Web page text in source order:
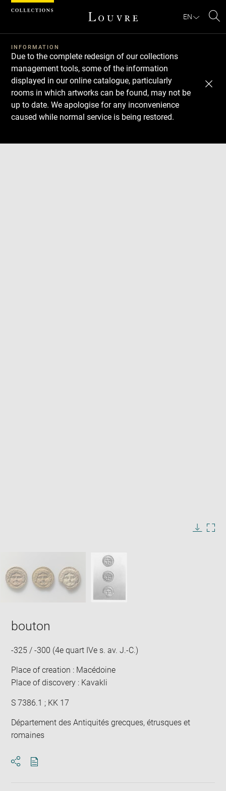
EN
INFORMATION
Due to the complete redesign of our collections
management tools, some of the information
displayed in our online catalogue, particularly
rooms in which artworks can be found, may not be
up to date. We apologise for any inconvenience
caused while normal service is being restored.
Download
Next
Previous
bouton
-325 / -300 (4e quart IVe s. av. J.-C.)
Place of creation : Macédoine
Place of discovery : Kavakli
S 7386.1 ; KK 17
Département des Antiquités grecques, étrusques et
romaines
Cookies management panel